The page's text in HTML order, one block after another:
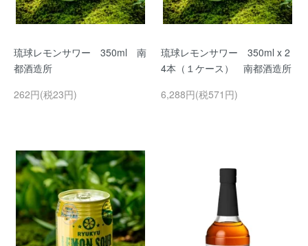
琉球レモンサワー 350ml 南
都酒造所
262円(税23円)
琉球レモンサワー 350ml x 2
4本（１ケース） 南都酒造所
6,288円(税571円)